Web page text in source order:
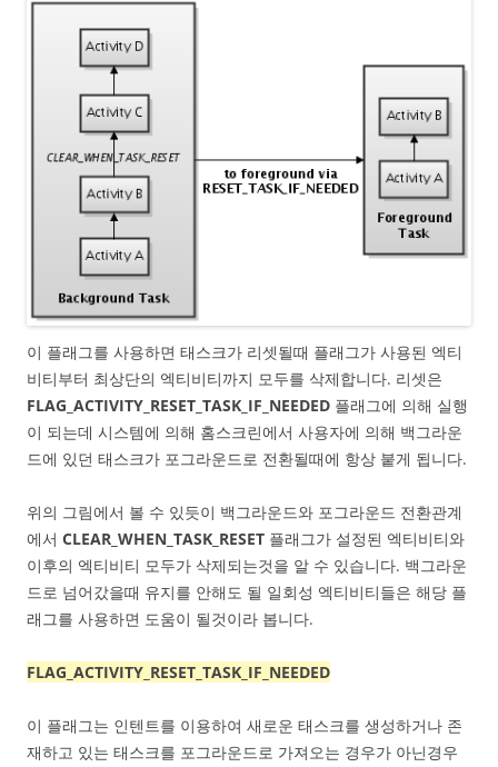
이 플래그를 사용하면 태스크가 리셋될때 플래그가 사용된 엑티
비티부터 최상단의 엑티비티까지 모두를 삭제합니다. 리셋은
FLAG_ACTIVITY_RESET_TASK_IF_NEEDED 플래그에 의해 실행
이 되는데 시스템에 의해 홈스크린에서 사용자에 의해 백그라운
드에 있던 태스크가 포그라운드로 전환될때에 항상 붙게 됩니다.
위의 그림에서 볼 수 있듯이 백그라운드와 포그라운드 전환관계
에서 CLEAR_WHEN_TASK_RESET 플래그가 설정된 엑티비티와
이후의 엑티비티 모두가 삭제되는것을 알 수 있습니다. 백그라운
드로 넘어갔을때 유지를 안해도 될 일회성 엑티비티들은 해당 플
래그를 사용하면 도움이 될것이라 봅니다.
FLAG_ACTIVITY_RESET_TASK_IF_NEEDED
이 플래그는 인텐트를 이용하여 새로운 태스크를 생성하거나 존
재하고 있는 태스크를 포그라운드로 가져오는 경우가 아닌경우